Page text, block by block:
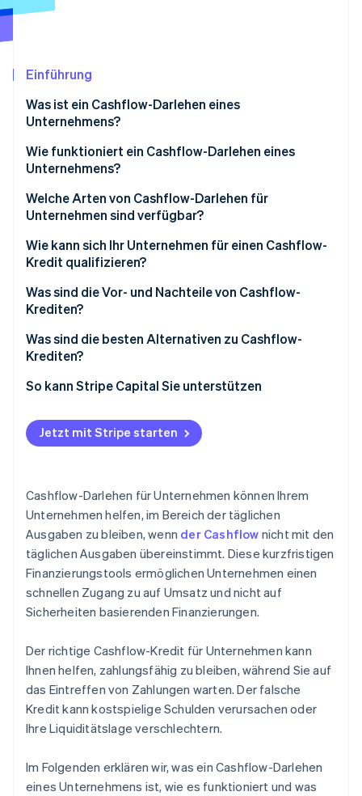
Climate
CO₂-Entnahme
Identity
Online-Identitätsprüfung
Stripe-Sessions 2026
Jetzt ansehen
Einführung
Was ist ein Cashflow-Darlehen eines
Unternehmens?
Wie funktioniert ein Cashflow-Darlehen eines
Unternehmens?
Welche Arten von Cashflow-Darlehen für
Unternehmen sind verfügbar?
Wie kann sich Ihr Unternehmen für einen Cashflow-
Kredit qualifizieren?
Was sind die Vor- und Nachteile von Cashflow-
Krediten?
Vorteile von Cashflow-Krediten
Was sind die besten Alternativen zu Cashflow-
Krediten?
So kann Stripe Capital Sie unterstützen
Jetzt mit Stripe starten
Cashflow-Darlehen für Unternehmen können Ihrem
Unternehmen helfen, im Bereich der täglichen
Ausgaben zu bleiben, wenn der Cashflow nicht mit den
täglichen Ausgaben übereinstimmt. Diese kurzfristigen
Finanzierungstools ermöglichen Unternehmen einen
schnellen Zugang zu auf Umsatz und nicht auf
Sicherheiten basierenden Finanzierungen.
Der richtige Cashflow-Kredit für Unternehmen kann
Ihnen helfen, zahlungsfähig zu bleiben, während Sie auf
das Eintreffen von Zahlungen warten. Der falsche
Kredit kann kostspielige Schulden verursachen oder
Ihre Liquiditätslage verschlechtern.
Im Folgenden erklären wir, was ein Cashflow-Darlehen
eines Unternehmens ist, wie es funktioniert und was